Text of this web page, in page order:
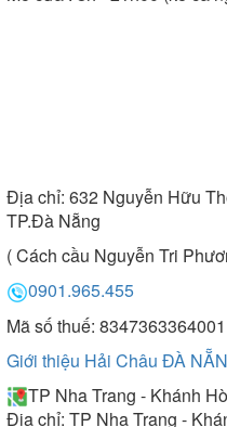
Địa chỉ: 632 Nguyễn Hữu
TP.Đà Nẵng
( Cách cầu Nguyễn Tri
0901.965.455
Mã số thuế: 8347363364001
Giới thiệu Hải Châu ĐÀ
TP Nha Trang - Khánh
Địa chỉ: TP Nha Trang -